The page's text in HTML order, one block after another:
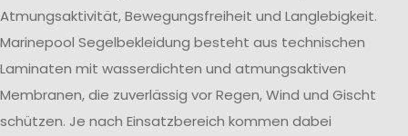
Atmungsaktivität, Bewegungsfreiheit und Langlebigkeit.
Marinepool Segelbekleidung besteht aus technischen
Laminaten mit wasserdichten und atmungsaktiven
Membranen, die zuverlässig vor Regen, Wind und Gischt
schützen. Je nach Einsatzbereich kommen dabei